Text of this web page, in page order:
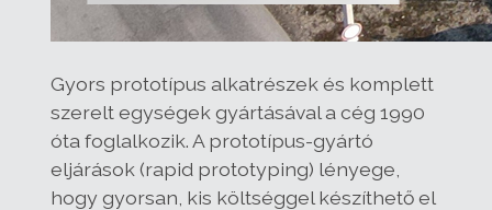
Gyors prototípus alkatrészek és komplett
szerelt egységek gyártásával a cég 1990
óta foglalkozik. A prototípus-gyártó
eljárások (rapid prototyping) lényege,
hogy gyorsan, kis költséggel készíthető el